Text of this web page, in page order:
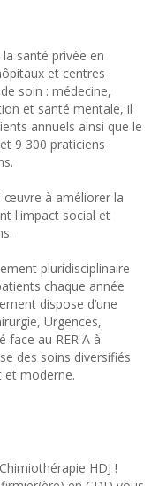
santé privée en
et centres
soin : médecine,
et santé mentale, il
annuels ainsi que le
9 300 praticiens
œuvre à améliorer la
l'impact social et
pluridisciplinaire
chaque année
dispose d’une
Urgences,
face au RER A à
des soins diversifiés
et moderne.
HDJ !